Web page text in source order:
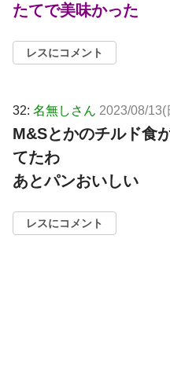
たてで美味かった
レスにコメント
32: 名無しさん 2023/08/13(
M&Sとかのチルド食
てたわ
あとパンおいしい
レスにコメント